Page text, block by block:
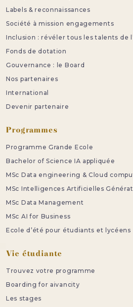
Labels & reconnaissances
Société à mission engagements
Inclusion : révéler tous les talents de
Fonds de dotation
Gouvernance : le Board
Nos partenaires
International
Devenir partenaire
Programmes
Programme Grande Ecole
Bachelor of Science IA appliquée
MSc Data engineering & Cloud
MSc Intelligences Artificielles
MSc Data Management
MSc AI for Business
Ecole d’été pour étudiants et lycéens
Vie étudiante
Trouvez votre programme
Boarding for aivancity
Les stages